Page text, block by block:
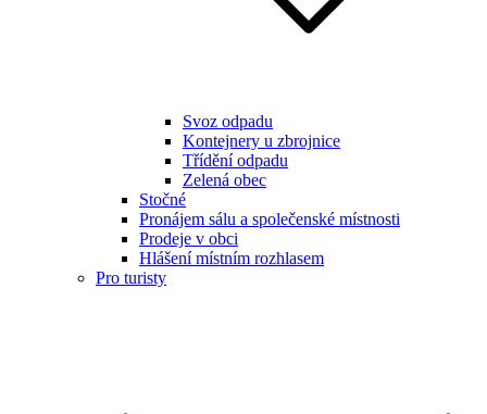
Svoz odpadu
Kontejnery u zbrojnice
Třídění odpadu
Zelená obec
Stočné
Pronájem sálu a společenské místnosti
Prodeje v obci
Hlášení místním rozhlasem
Pro turisty